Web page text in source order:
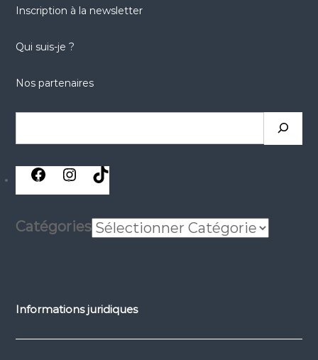
Inscription à la newsletter
Qui suis-je ?
Nos partenaires
réseaux réseaux
sociaux
réseaux
Catégories
Informations juridiques